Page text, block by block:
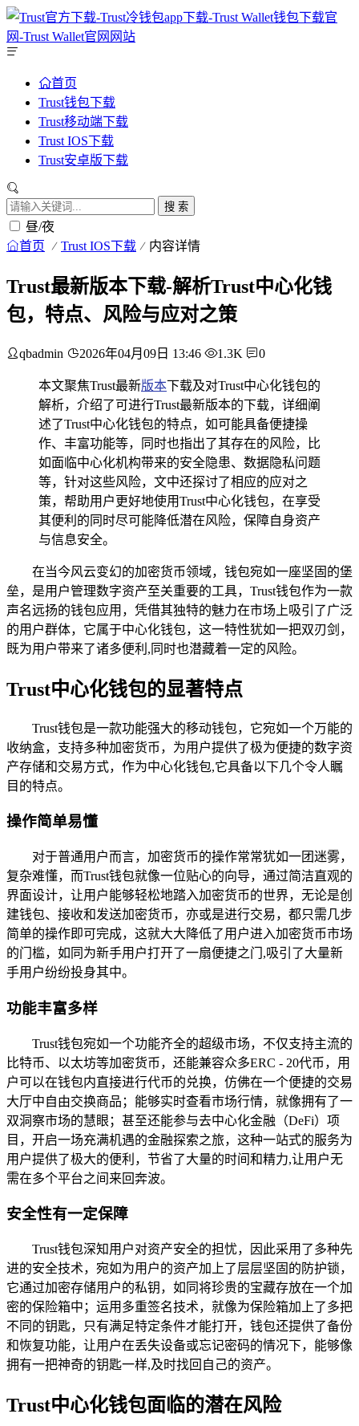
首页
Trust钱包下载
Trust移动端下载
Trust IOS下载
Trust安卓版下载
搜 索
昼/夜
首页 Trust IOS下载 内容详情
Trust最新版本下载-解析Trust中心化钱
包，特点、风险与应对之策
qbadmin 2026年04月09日 13:46 1.3K 0
本文聚焦Trust最新版本下载及对Trust中心化钱包的
解析，介绍了可进行Trust最新版本的下载，详细阐
述了Trust中心化钱包的特点，如可能具备便捷操
作、丰富功能等，同时也指出了其存在的风险，比
如面临中心化机构带来的安全隐患、数据隐私问题
等，针对这些风险，文中还探讨了相应的应对之
策，帮助用户更好地使用Trust中心化钱包，在享受
其便利的同时尽可能降低潜在风险，保障自身资产
与信息安全。
在当今风云变幻的加密货币领域，钱包宛如一座坚固的堡
垒，是用户管理数字资产至关重要的工具，Trust钱包作为一款
声名远扬的钱包应用，凭借其独特的魅力在市场上吸引了广泛
的用户群体，它属于中心化钱包，这一特性犹如一把双刃剑，
既为用户带来了诸多便利,同时也潜藏着一定的风险。
Trust中心化钱包的显著特点
Trust钱包是一款功能强大的移动钱包，它宛如一个万能的
收纳盒，支持多种加密货币，为用户提供了极为便捷的数字资
产存储和交易方式，作为中心化钱包,它具备以下几个令人瞩
目的特点。
操作简单易懂
对于普通用户而言，加密货币的操作常常犹如一团迷雾，
复杂难懂，而Trust钱包就像一位贴心的向导，通过简洁直观的
界面设计，让用户能够轻松地踏入加密货币的世界，无论是创
建钱包、接收和发送加密货币，亦或是进行交易，都只需几步
简单的操作即可完成，这就大大降低了用户进入加密货币市场
的门槛，如同为新手用户打开了一扇便捷之门,吸引了大量新
手用户纷纷投身其中。
功能丰富多样
Trust钱包宛如一个功能齐全的超级市场，不仅支持主流的
比特币、以太坊等加密货币，还能兼容众多ERC - 20代币，用
户可以在钱包内直接进行代币的兑换，仿佛在一个便捷的交易
大厅中自由交换商品；能够实时查看市场行情，就像拥有了一
双洞察市场的慧眼；甚至还能参与去中心化金融（DeFi）项
目，开启一场充满机遇的金融探索之旅，这种一站式的服务为
用户提供了极大的便利，节省了大量的时间和精力,让用户无
需在多个平台之间来回奔波。
安全性有一定保障
Trust钱包深知用户对资产安全的担忧，因此采用了多种先
进的安全技术，宛如为用户的资产加上了层层坚固的防护锁，
它通过加密存储用户的私钥，如同将珍贵的宝藏存放在一个加
密的保险箱中；运用多重签名技术，就像为保险箱加上了多把
不同的钥匙，只有满足特定条件才能打开，钱包还提供了备份
和恢复功能，让用户在丢失设备或忘记密码的情况下，能够像
拥有一把神奇的钥匙一样,及时找回自己的资产。
Trust中心化钱包面临的潜在风险